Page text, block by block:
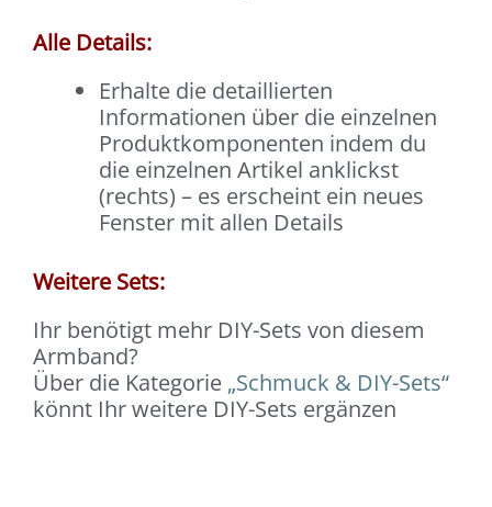
Alle Details:
Erhalte die detaillierten
Informationen über die einzelnen
Produktkomponenten indem du
die einzelnen Artikel anklickst
(rechts) – es erscheint ein neues
Fenster mit allen Details
Weitere Sets:
Ihr benötigt mehr DIY-Sets von diesem
Armband?
Über die Kategorie „Schmuck & DIY-Sets“
könnt Ihr weitere DIY-Sets ergänzen